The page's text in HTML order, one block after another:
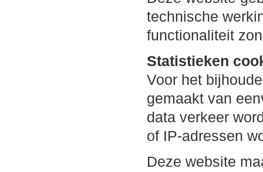
technische
functionaliteit
Statistieken
Voor het
gemaakt van
data verkeer
of IP-adressen
Deze website